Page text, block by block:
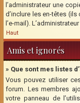
l’administrateur une
d’inclure les en-têtes
l’e-mail).
Haut
Amis et ignorés
» Que sont mes listes
Vous pouvez utiliser
forum. Les membres
votre panneau de